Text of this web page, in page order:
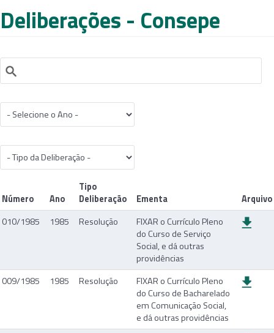
Deliberações - Consepe
Número Ano
Tipo
Deliberação
Ementa
Arquivo
010/1985
1985 Resolução
FIXAR o Currículo Pleno
do Curso de Serviço
Social, e dá outras
providências
009/1985
1985 Resolução
FIXAR o Currículo Pleno
do Curso de Bacharelado
em Comunicação Social,
e dá outras providências